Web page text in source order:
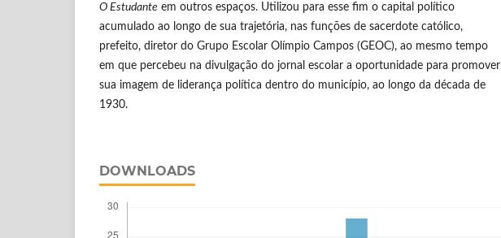
O Estudante em outros espaços. Utilizou para esse fim o capital político
acumulado ao longo de sua trajetória, nas funções de sacerdote católico,
prefeito, diretor do Grupo Escolar Olímpio Campos (GEOC), ao mesmo tempo
em que percebeu na divulgação do jornal escolar a oportunidade para promover
sua imagem de liderança política dentro do município, ao longo da década de
1930.
DOWNLOADS